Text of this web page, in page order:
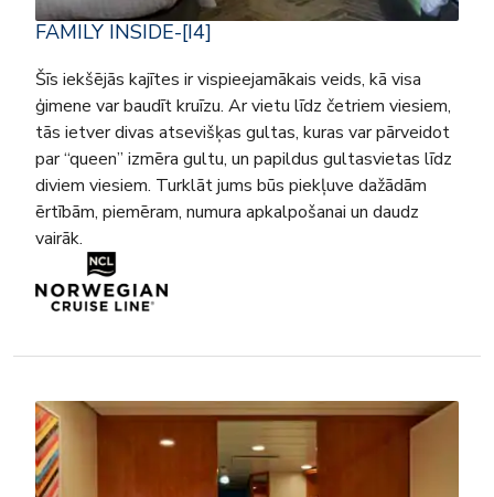
FAMILY INSIDE-[I4]
Šīs iekšējās kajītes ir vispieejamākais veids, kā visa
ģimene var baudīt kruīzu. Ar vietu līdz četriem viesiem,
tās ietver divas atsevišķas gultas, kuras var pārveidot
par “queen” izmēra gultu, un papildus gultasvietas līdz
diviem viesiem. Turklāt jums būs piekļuve dažādām
ērtībām, piemēram, numura apkalpošanai un daudz
vairāk.